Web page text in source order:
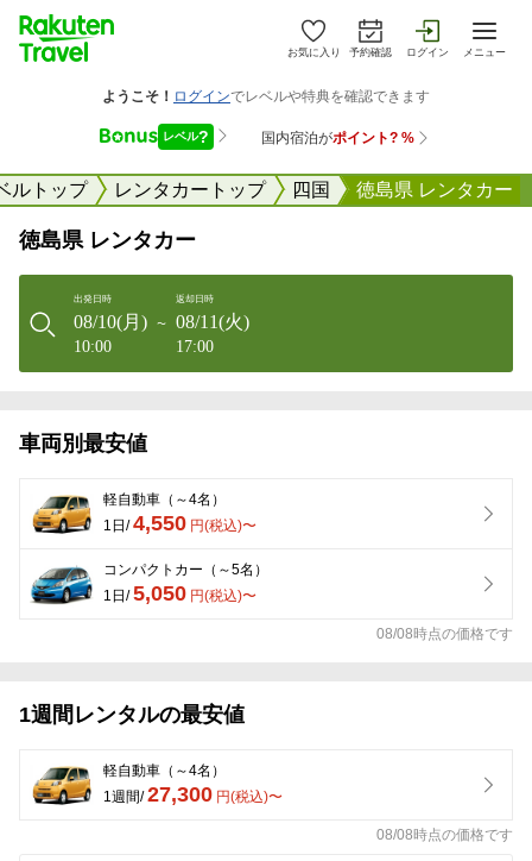
お気に入り 予約確認 ログイン メニュー
ルトップ レンタカートップ 四国 徳島県 レンタカー
徳島県 レンタカー
出発日時
08/10(月)
10:00
〜
返却日時
08/11(火)
17:00
車両別最安値
軽自動車（～4名）
1日/4,550 円(税込)〜
コンパクトカー（～5名）
1日/5,050 円(税込)〜
08/08時点の価格です
1週間レンタルの最安値
軽自動車（～4名）
1週間/27,300 円(税込)〜
08/08時点の価格です